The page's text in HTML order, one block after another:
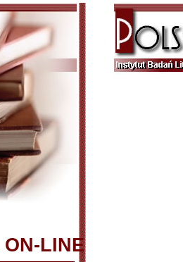
LINE